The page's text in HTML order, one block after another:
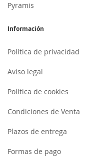
Pyramis
Información
Política de privacidad
Aviso legal
Política de cookies
Condiciones de Venta
Plazos de entrega
Formas de pago